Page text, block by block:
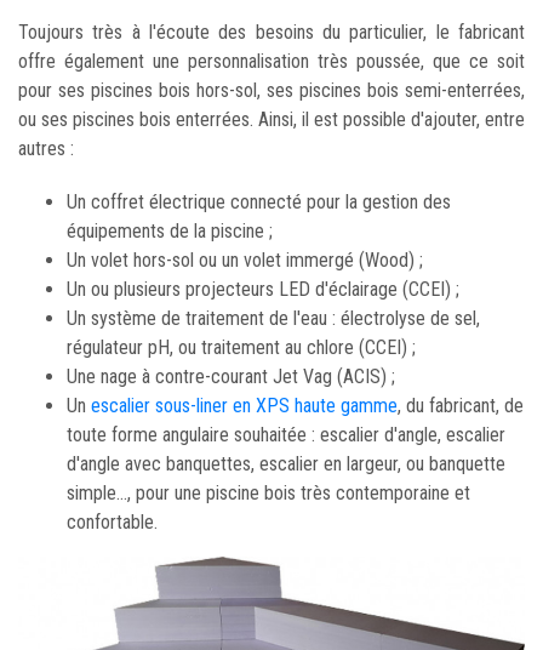
Toujours très à l'écoute des besoins du particulier, le fabricant
offre également une personnalisation très poussée, que ce soit
pour ses piscines bois hors-sol, ses piscines bois semi-enterrées,
ou ses piscines bois enterrées. Ainsi, il est possible d'ajouter, entre
autres :
Un coffret électrique connecté pour la gestion des
équipements de la piscine ;
Un volet hors-sol ou un volet immergé (Wood) ;
Un ou plusieurs projecteurs LED d'éclairage (CCEI) ;
Un système de traitement de l'eau : électrolyse de sel,
régulateur pH, ou traitement au chlore (CCEI) ;
Une nage à contre-courant Jet Vag (ACIS) ;
Un escalier sous-liner en XPS haute gamme, du fabricant, de
toute forme angulaire souhaitée : escalier d'angle, escalier
d'angle avec banquettes, escalier en largeur, ou banquette
simple..., pour une piscine bois très contemporaine et
confortable.